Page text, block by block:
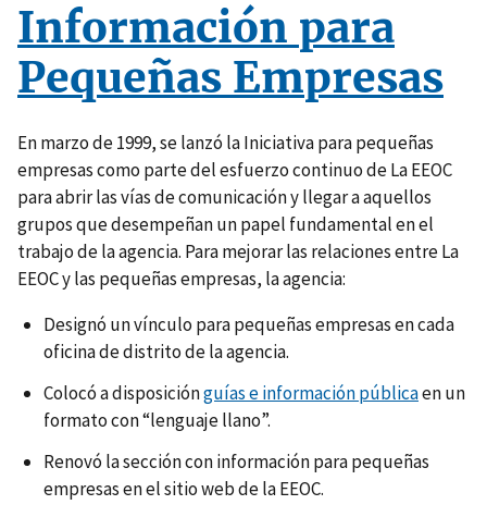
Información para
Pequeñas Empresas
En marzo de 1999, se lanzó la Iniciativa para pequeñas
empresas como parte del esfuerzo continuo de La EEOC
para abrir las vías de comunicación y llegar a aquellos
grupos que desempeñan un papel fundamental en el
trabajo de la agencia. Para mejorar las relaciones entre La
EEOC y las pequeñas empresas, la agencia:
Designó un vínculo para pequeñas empresas en cada
oficina de distrito de la agencia.
Colocó a disposiciónguías e información públicaen un
formato con “lenguaje llano”.
Renovó la sección con información para pequeñas
empresas en el sitio web de la EEOC.